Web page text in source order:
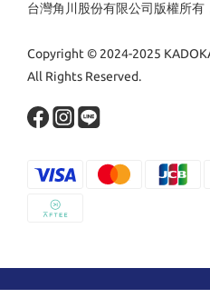
台灣角川股份有限公司版權所有
Copyright © 2024-2025
All Rights Reserved.